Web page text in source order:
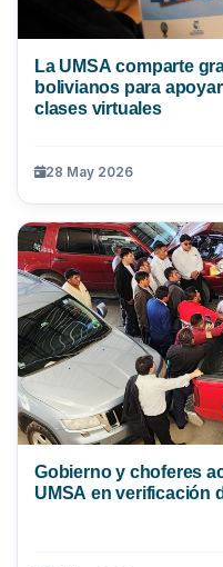
La UMSA comparte
bolivianos para
clases virtuales
28 May 2026
Gobierno y choferes
UMSA en verificación